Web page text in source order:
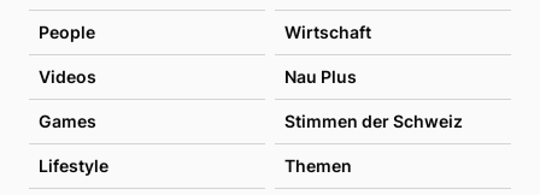
People Wirtschaft
Videos Nau Plus
Games Stimmen der Schweiz
Lifestyle Themen